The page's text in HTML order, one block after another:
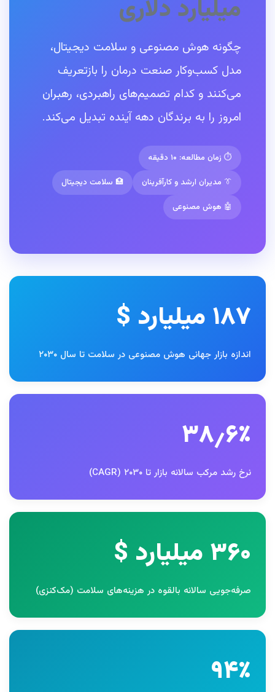
میلیارد دلاری
چگونه هوش مصنوعی و سلامت دیجیتال،
مدل کسب‌وکار صنعت درمان را بازتعریف
می‌کنند و کدام تصمیم‌های راهبردی، رهبران
امروز را به برندگان دهه آینده تبدیل می‌کند.
⏱️ زمان مطالعه: ۱۰ دقیقه
👔 مدیران ارشد و کارآفرینان
🏥 سلامت دیجیتال
🤖 هوش مصنوعی
۱۸۷ میلیارد $
اندازه بازار جهانی هوش مصنوعی در سلامت تا سال ۲۰۳۰
۳۸٫۶٪
نرخ رشد مرکب سالانه بازار تا ۲۰۳۰ (CAGR)
۳۶۰ میلیارد $
صرفه‌جویی سالانه بالقوه در هزینه‌های سلامت (مک‌کنزی)
۹۴٪